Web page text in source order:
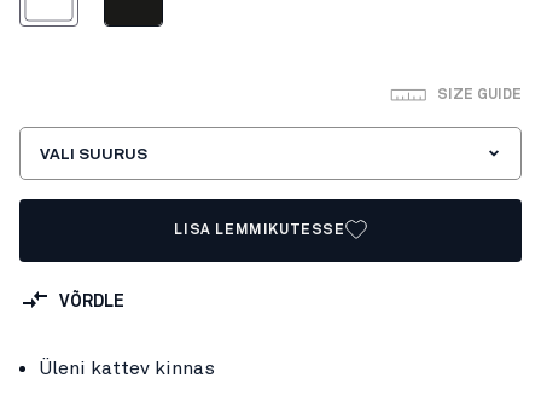
SIZE GUIDE
VALI SUURUS
LISA LEMMIKUTESSE
VÕRDLE
Üleni kattev kinnas